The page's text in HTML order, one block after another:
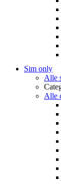
Sim only
Alle
Alle